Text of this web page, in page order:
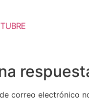
correo electrónico